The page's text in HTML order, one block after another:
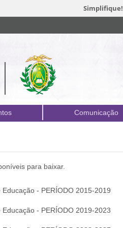
Simplifique!
Comunicação
para baixar.
- PERÍODO 2015-2019
- PERÍODO 2019-2023